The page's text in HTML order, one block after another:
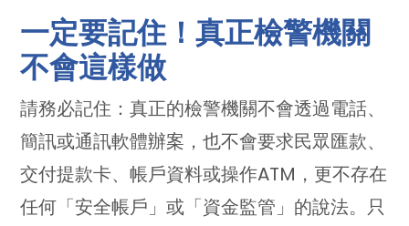
一定要記住！真正檢警機關
不會這樣做
請務必記住：真正的檢警機關不會透過電話、
簡訊或通訊軟體辦案，也不會要求民眾匯款、
交付提款卡、帳戶資料或操作ATM ，更不存在
任何「安全帳戶」或「資金監管」的說法。只